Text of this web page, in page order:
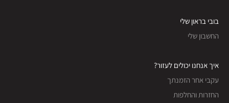
בובי בראון שלי
החשבון שלי
איך אנחנו יכולים לעזור?
עקבי אחר הזמנתך
החזרות והחלפות